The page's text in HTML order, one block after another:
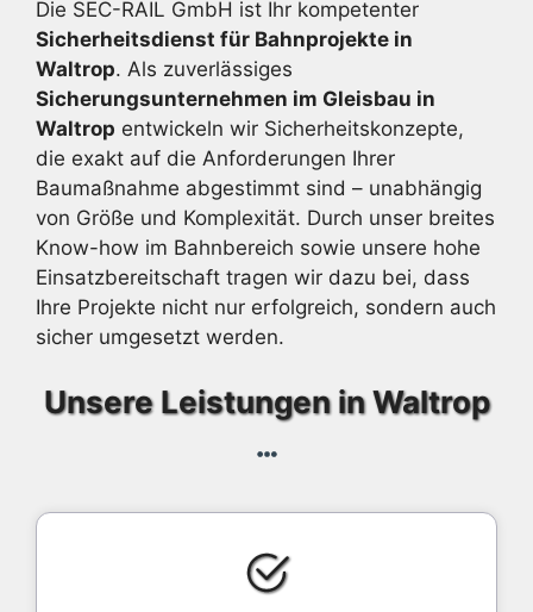
Die SEC-RAIL GmbH ist Ihr kompetenter
Sicherheitsdienst für Bahnprojekte in
Waltrop. Als zuverlässiges
Sicherungsunternehmen im Gleisbau in
Waltrop entwickeln wir Sicherheitskonzepte,
die exakt auf die Anforderungen Ihrer
Baumaßnahme abgestimmt sind – unabhängig
von Größe und Komplexität. Durch unser breites
Know-how im Bahnbereich sowie unsere hohe
Einsatzbereitschaft tragen wir dazu bei, dass
Ihre Projekte nicht nur erfolgreich, sondern auch
sicher umgesetzt werden.
Unsere Leistungen in Waltrop